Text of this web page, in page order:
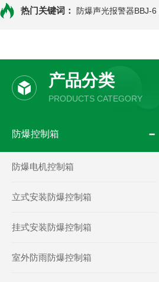
热门关键词： 防爆声光报警器BBJ-6
产品分类
PRODUCTS CATEGORY
防爆控制箱
防爆电机控制箱
立式安装防爆控制箱
挂式安装防爆控制箱
室外防雨防爆控制箱